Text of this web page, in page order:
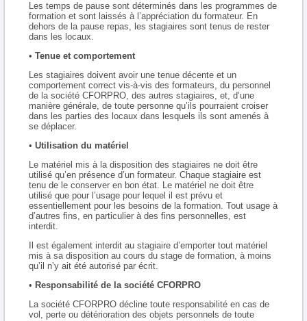
Les temps de pause sont déterminés dans les programmes de
formation et sont laissés à l’appréciation du formateur. En
dehors de la pause repas, les stagiaires sont tenus de rester
dans les locaux.
•Tenue et comportement
Les stagiaires doivent avoir une tenue décente et un
comportement correct vis-à-vis des formateurs, du personnel
de la société CFORPRO, des autres stagiaires, et, d’une
manière générale, de toute personne qu’ils pourraient croiser
dans les parties des locaux dans lesquels ils sont amenés à
se déplacer.
•Utilisation du matériel
Le matériel mis à la disposition des stagiaires ne doit être
utilisé qu’en présence d’un formateur. Chaque stagiaire est
tenu de le conserver en bon état. Le matériel ne doit être
utilisé que pour l’usage pour lequel il est prévu et
essentiellement pour les besoins de la formation. Tout usage à
d’autres fins, en particulier à des fins personnelles, est
interdit.
Il est également interdit au stagiaire d’emporter tout matériel
mis à sa disposition au cours du stage de formation, à moins
qu’il n’y ait été autorisé par écrit.
• Responsabilité de la société CFORPRO
La société CFORPRO décline toute responsabilité en cas de
vol, perte ou détérioration des objets personnels de toute